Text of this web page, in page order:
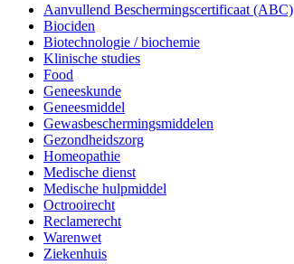
Aanvullend Beschermingscertificaat (ABC)
Biociden
Biotechnologie / biochemie
Klinische studies
Food
Geneeskunde
Geneesmiddel
Gewasbeschermingsmiddelen
Gezondheidszorg
Homeopathie
Medische dienst
Medische hulpmiddel
Octrooirecht
Reclamerecht
Warenwet
Ziekenhuis